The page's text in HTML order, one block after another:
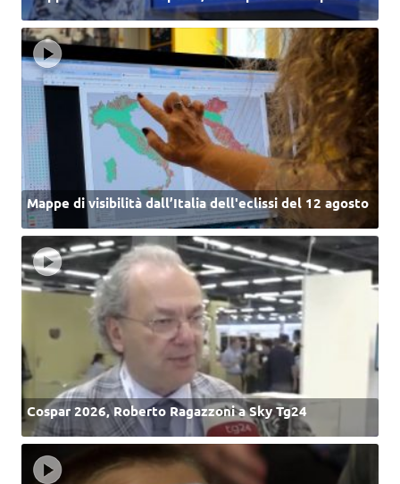
Mappe di visibilità dall’Italia dell'eclissi del 12 agosto
Cospar 2026, Roberto Ragazzoni a Sky Tg24